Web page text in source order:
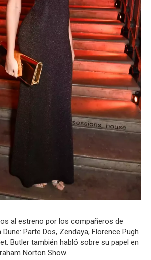
al estreno por los compañeros de
Parte Dos, Zendaya, Florence Pugh
Butler también habló sobre su papel en
Norton Show.